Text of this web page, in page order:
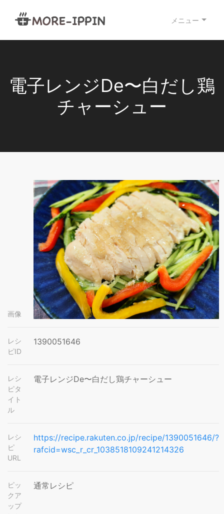
メニュー
電子レンジDe〜白だし鶏
チャーシュー
画像
レシ
ピID
1390051646
レシ
ピタ
イト
ル
電子レンジDe〜白だし鶏チャーシュー
レシ
ピ
URL
https://recipe.rakuten.co.jp/recipe/1390051646/?
rafcid=wsc_r_cr_1038518109241214326
ピッ
クア
ップ
通常レシピ